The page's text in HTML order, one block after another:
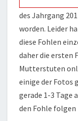
des Jahrgang
worden. Leider
diese Fohlen
daher die ersten
Mutterstuten
einige der Fotos
gerade 1-3 Tage
den Fohle folgen